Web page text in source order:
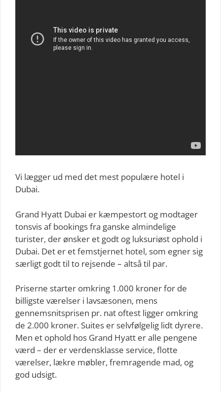
Vi lægger ud med det mest populære hotel i
Dubai.
Grand Hyatt Dubai er kæmpestort og modtager
tonsvis af bookings fra ganske almindelige
turister, der ønsker et godt og luksuriøst ophold i
Dubai. Det er et femstjernet hotel, som egner sig
særligt godt til to rejsende – altså til par.
Priserne starter omkring 1.000 kroner for de
billigste værelser i lavsæsonen, mens
gennemsnitsprisen pr. nat oftest ligger omkring
de 2.000 kroner. Suites er selvfølgelig lidt dyrere.
Men et ophold hos Grand Hyatt er alle pengene
værd – der er verdensklasse service, flotte
værelser, lækre møbler, fremragende mad, og
god udsigt.